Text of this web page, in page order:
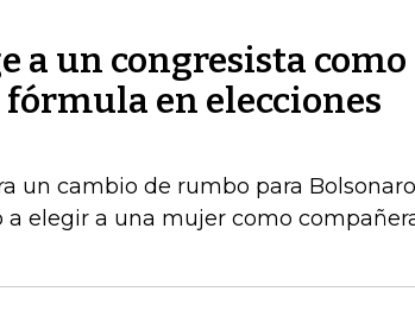
a un congresista como
en elecciones
un cambio de rumbo para
elegir a una mujer como